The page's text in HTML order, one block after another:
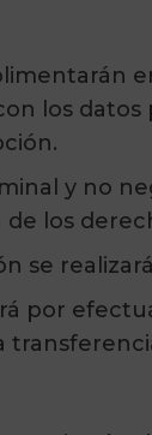
los datos
y no
los
se
por